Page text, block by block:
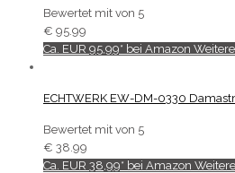
Bewertet mit von 5
€ 95.99
Ca. EUR 95,99* bei Amazon
ECHTWERK EW-DM-0330
Bewertet mit von 5
€ 38.99
Ca. EUR 38,99* bei Amazon